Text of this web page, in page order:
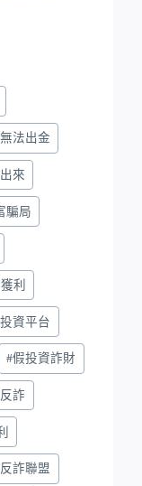
無法出金
來
騙局
利
資平台
#假投資詐財
詐
反詐聯盟